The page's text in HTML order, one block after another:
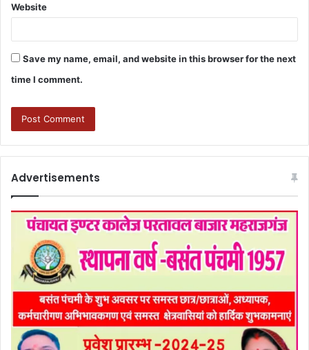
Website
Save my name, email, and website in this browser for the next
time I comment.
Advertisements